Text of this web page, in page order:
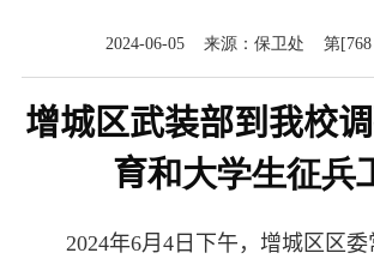
2024-06-05 来源：保卫处 第[768
增城区武装部到我校
育和大学生征兵
2024年6月4 日下午，增城区区